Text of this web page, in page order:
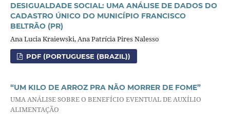
DESIGUALDADE SOCIAL: UMA ANÁLISE DE DADOS DO
CADASTRO ÚNICO DO MUNICÍPIO FRANCISCO
BELTRÃO (PR)
Ana Lucia Kraiewski, Ana Patrícia Pires Nalesso
PDF (PORTUGUESE (BRAZIL))
“UM KILO DE ARROZ PRA NÃO MORRER DE FOME”
UMA ANÁLISE SOBRE O BENEFÍCIO EVENTUAL DE AUXÍLIO
ALIMENTAÇÃO